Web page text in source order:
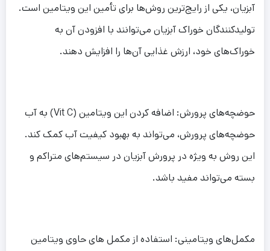
آبزیان، یکی از رایج‌ترین روش‌ها برای تأمین این ویتامین است.
تولیدکنندگان خوراک آبزیان می‌توانند با افزودن آن به
خوراک‌های خود، ارزش غذایی آن‌ها را افزایش دهند.
حوضچه‌های پرورش: اضافه کردن این ویتامین (Vit C) به آب
حوضچه‌های پرورش، می‌تواند به بهبود کیفیت آب کمک کند.
این روش به ویژه در پرورش آبزیان در سیستم‌های متراکم و
بسته می‌تواند مفید باشد.
مکمل‌های ویتامینی: استفاده از مکمل های حاوی ویتامین